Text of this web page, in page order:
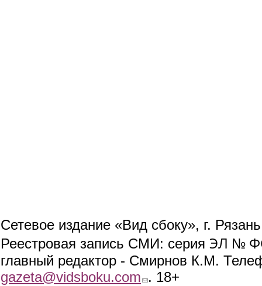
Сетевое издание «Вид сбоку», г.
Реестровая запись СМИ: серия ЭЛ №
главный редактор - Смирнов К.М.
gazeta@vidsboku.com (link sends e-mail)
. 18+